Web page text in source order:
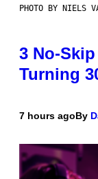
PHOTO BY NIELS
3 No-
Turning
7 hours agoBy